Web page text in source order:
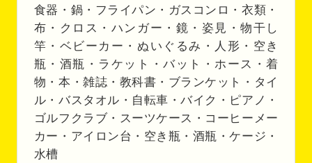
食器・鍋・フライパン・ガスコンロ・衣類・
布・クロス・ハンガー・鏡・姿見・物干し
竿・ベビーカー・ぬいぐるみ・人形・空き
瓶・酒瓶・ラケット・バット・ホース・着
物・本・雑誌・教科書・ブランケット・タイ
ル・バスタオル・自転車・バイク・ピアノ・
ゴルフクラブ・スーツケース・コーヒーメー
カー・アイロン台・空き瓶・酒瓶・ケージ・
水槽